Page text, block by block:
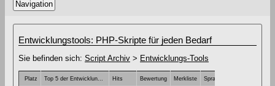
Navigation
Entwicklungstools: PHP-Skripte für jeden Bedarf
Sie befinden sich: Script Archiv > Entwicklungs-Tools
Platz Top 5 der Entwicklun... Hits Bewertung Merkliste Sprache